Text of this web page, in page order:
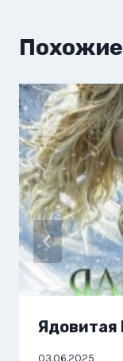
Ядовитая
03.06.2025